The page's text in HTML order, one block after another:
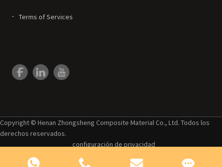
Terms of Services
Copyright © Henan Zhongsheng Composite Material Co., Ltd. Todos los
derechos reservados.
configuración de privacidad